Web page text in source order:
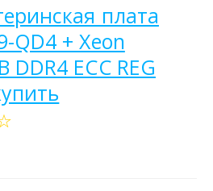
плата
QD4 + Xeon
DDR4 ECC REG